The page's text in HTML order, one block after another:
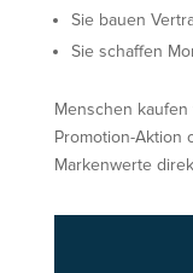
Sie bauen
Sie schaffen
Menschen
Promotion-Aktion
Markenwerte